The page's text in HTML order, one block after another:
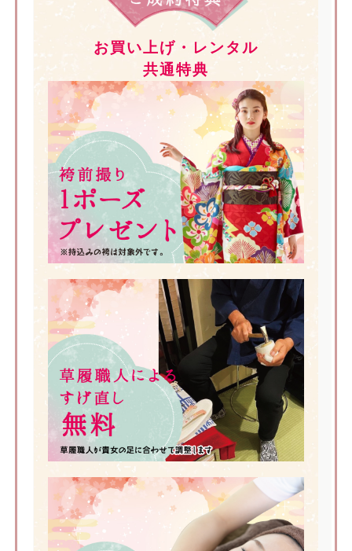
お買い上げ・レンタル
共通特典